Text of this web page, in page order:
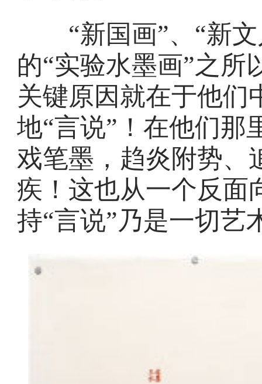
“新国画”、“新文
的“实验水墨画”之所
关键原因就在于他们
地“言说”！在他们那
戏笔墨，趋炎附势、
疾！这也从一个反面
持“言说”乃是一切艺